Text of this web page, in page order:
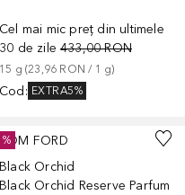
Cel mai mic preț din ultimele
30 de zile 433,00 RON
15 g (23,96 RON / 1 g)
Cod : EXTRA5%
TOM FORD
Black Orchid
Black Orchid Reserve Parfum
%